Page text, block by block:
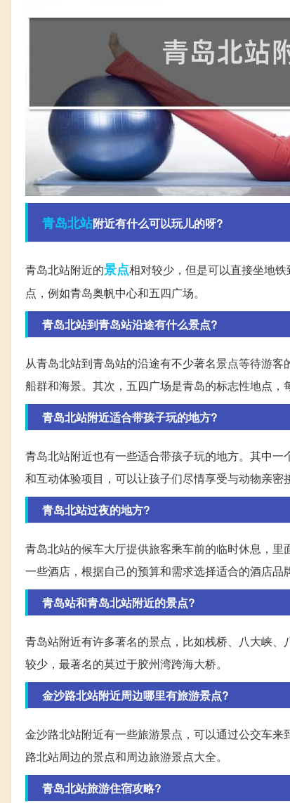
青岛北站附近有什么可以玩儿的呀?
青岛北站附近的景点相对较少，但是可以直接坐地
点，例如青岛奥帆中心和五四广场。
青岛北站到青岛站沿途有什么景点?
从青岛北站到青岛站的沿途有不少著名景点等待游
船群和海景。其次，五四广场是青岛的标志性地点，
青岛北站附近适合带孩子玩的地方?
青岛北站附近也有一些适合带孩子玩的地方。其中
和互动体验项目，可以让孩子们尽情享受与动物亲密
青岛北站过夜的地方?
青岛北站的候车大厅提供旅客乘车前的临时休息，
一些酒店，根据自己的预算和需求选择适合的酒店品
青岛站和青岛北站附近的景点?
青岛站附近有许多著名的景点，比如栈桥、八大峡
较少，最著名的莫过于胶州湾跨海大桥。
金沙路北站附近周边哪里有旅游景点?
金沙路北站附近有一些旅游景点，可以通过公交车
路北站周边的景点和周边旅游景点大全。
青岛北站旅游住宿攻略?